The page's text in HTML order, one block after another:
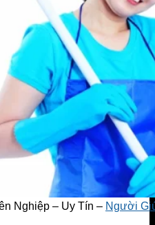
Nghiệp – Uy Tín – Người